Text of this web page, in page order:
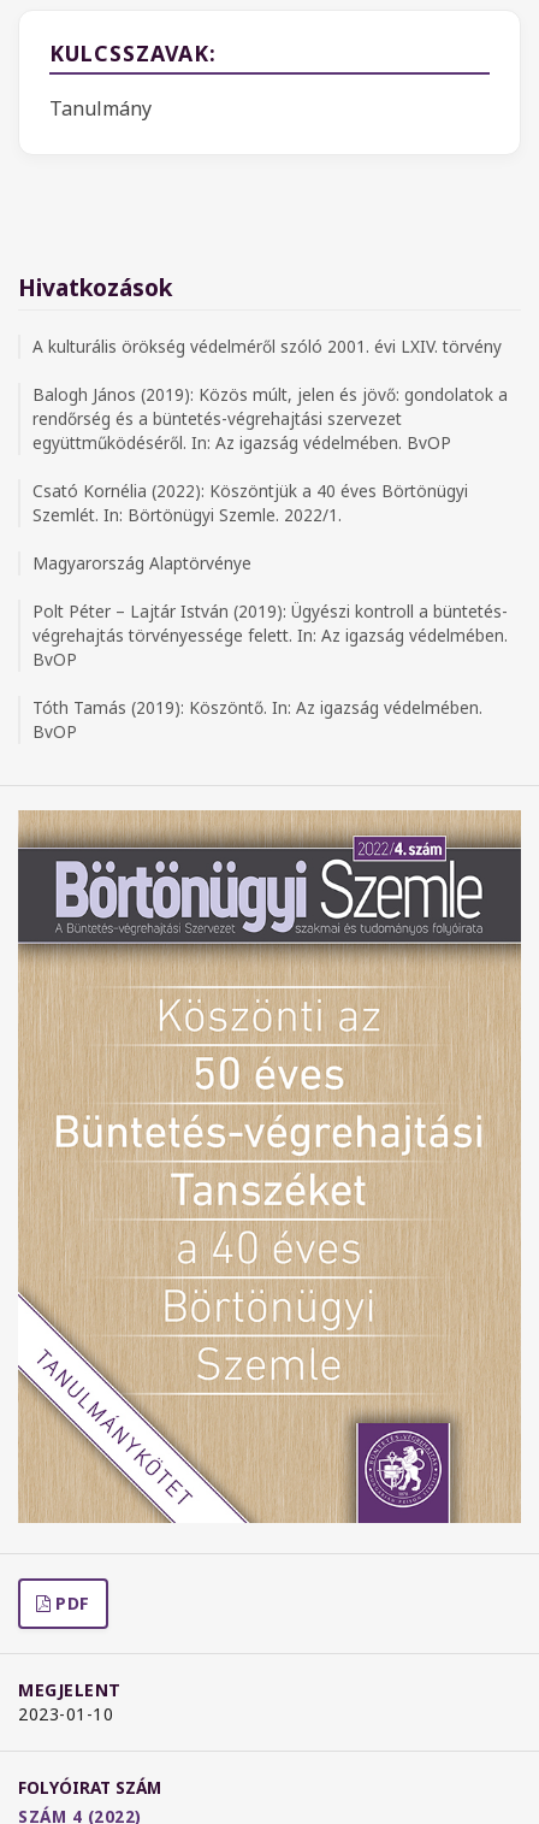
KULCSSZAVAK:
Tanulmány
Hivatkozások
A kulturális örökség védelméről szóló 2001. évi LXIV. törvény
Balogh János (2019): Közös múlt, jelen és jövő: gondolatok a
rendőrség és a büntetés-végrehajtási szervezet
együttműködéséről. In: Az igazság védelmében. BvOP
Csató Kornélia (2022): Köszöntjük a 40 éves Börtönügyi
Szemlét. In: Börtönügyi Szemle. 2022/1.
Magyarország Alaptörvénye
Polt Péter – Lajtár István (2019): Ügyészi kontroll a büntetés-
végrehajtás törvényessége felett. In: Az igazság védelmében.
BvOP
Tóth Tamás (2019): Köszöntő. In: Az igazság védelmében.
BvOP
PDF
MEGJELENT
2023-01-10
FOLYÓIRAT SZÁM
SZÁM 4 (2022)